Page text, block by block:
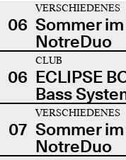
06
VERSCHIEDENES
Sommer
NotreDuo
06
CLUB
ECLIPSE
Bass
07
VERSCHIEDENES
Sommer
NotreDuo